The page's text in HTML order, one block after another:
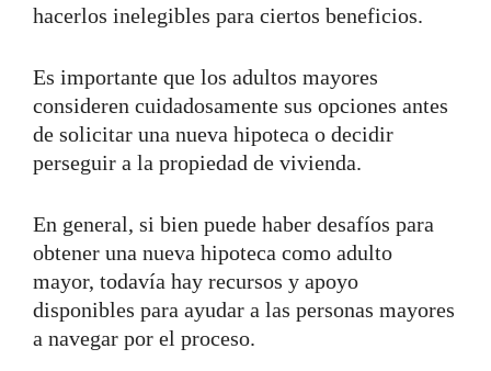
hacerlos inelegibles para ciertos beneficios.
Es importante que los adultos mayores
consideren cuidadosamente sus opciones antes
de solicitar una nueva hipoteca o decidir
perseguir a la propiedad de vivienda.
En general, si bien puede haber desafíos para
obtener una nueva hipoteca como adulto
mayor, todavía hay recursos y apoyo
disponibles para ayudar a las personas mayores
a navegar por el proceso.